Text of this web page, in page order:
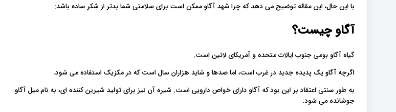
با این حال، این مقاله توضیح می دهد که چرا شهد آگاو ممکن است برای سلامتی شما بدتر از شکر ساده باشد:
آگاو چیست؟
گیاه آگاو بومی جنوب ایالات متحده و آمریکای لاتین است.
اگرچه آگاو یک پدیده جدید در غرب است، اما صدها و شاید هزاران سال است که در مکزیک استفاده می شود.
به طور سنتی اعتقاد بر این بود که آگاو دارای خواص دارویی است. شیره آن نیز برای تولید شیرین کننده ای، به نام میل آگاو
جوشانده می شود.